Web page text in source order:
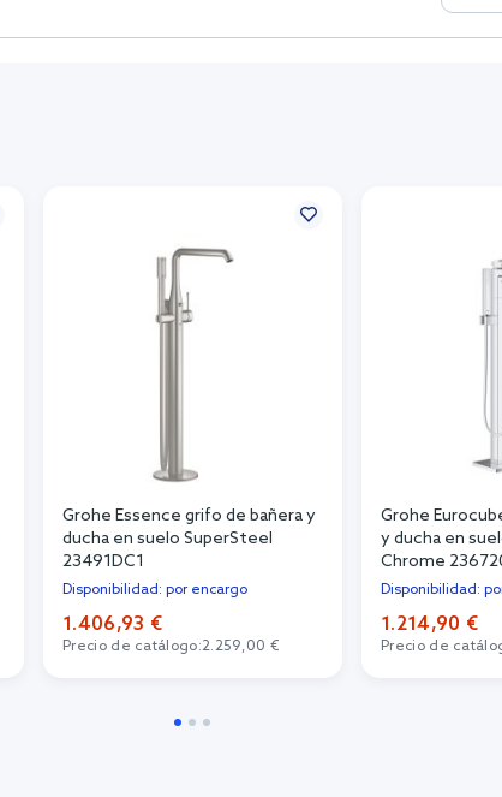
Grohe Essence grifo de bañera y
ducha en suelo SuperSteel
23491DC1
Disponibilidad: por encargo
1.406,93 €
Precio de catálogo:2.259,00 €
Grohe
y ducha en
Chrome
Disponibilidad:
1.214,90 €
Precio de